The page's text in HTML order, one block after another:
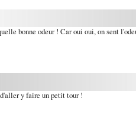
bonne odeur ! Car oui oui, on sent
y faire un petit tour !